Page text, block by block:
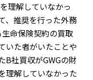
理解していなかっ
、推奨を行った外務
命保険契約の買取
いた者がいたことや
B社買収がGWGの財
理解していなかった